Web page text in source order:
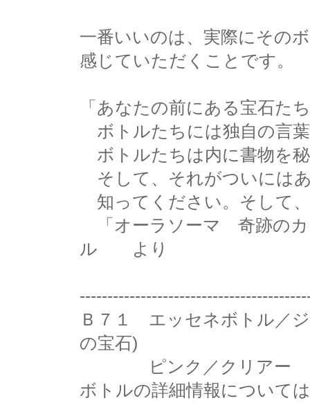
一番いいのは、実際にその
感じていただくことです。
「あなたの前にある宝石た
ボトルたちには独自の言
ボトルたちは内に書物を
そして、それがついには
知ってください。そして
「オーラソーマ 奇跡のカ
ル より
Ｂ７１ エッセネボトル／
の宝石)
ピンク／クリアー
ボトルの詳細情報について